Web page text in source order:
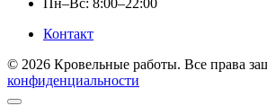
Пн–Вс: 8:00–22:00
Контакт
© 2026 Кровельные работы. Все права
конфиденциальности